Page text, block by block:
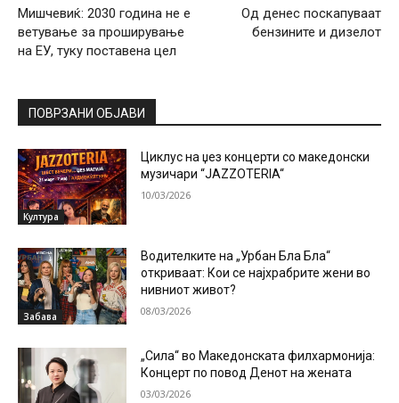
Мишчевиќ: 2030 година не е
ветување за проширување
на ЕУ, туку поставена цел
Од денес поскапуваат
бензините и дизелот
ПОВРЗАНИ ОБЈАВИ
Култура
Циклус на џез концерти со македонски
музичари “JAZZOTERIA“
10/03/2026
Забава
Водителките на „Урбан Бла Бла“
откриваат: Кои се најхрабрите жени во
нивниот живот?
08/03/2026
„Сила“ во Македонската филхармонија:
Концерт по повод Денот на жената
03/03/2026